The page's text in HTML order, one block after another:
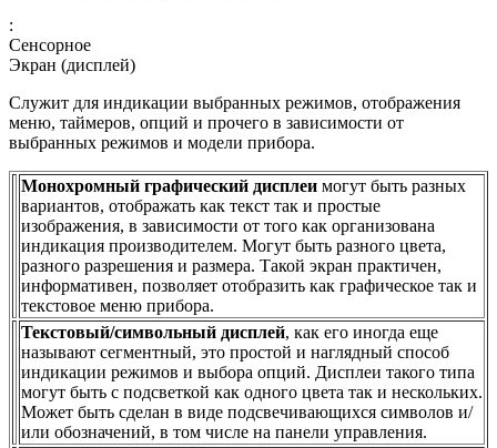
:
Сенсорное
Экран (дисплей)
Служит для индикации выбранных режимов, отображения
меню, таймеров, опций и прочего в зависимости от
выбранных режимов и модели прибора.
Монохромный графический дисплеи могут быть разных
вариантов, отображать как текст так и простые
изображения, в зависимости от того как организована
индикация производителем. Могут быть разного цвета,
разного разрешения и размера. Такой экран практичен,
информативен, позволяет отобразить как графическое так и
текстовое меню прибора.
Текстовый/символьный дисплей, как его иногда еще
называют сегментный, это простой и наглядный способ
индикации режимов и выбора опций. Дисплеи такого типа
могут быть с подсветкой как одного цвета так и нескольких.
Может быть сделан в виде подсвечивающихся символов и/
или обозначений, в том числе на панели управления.